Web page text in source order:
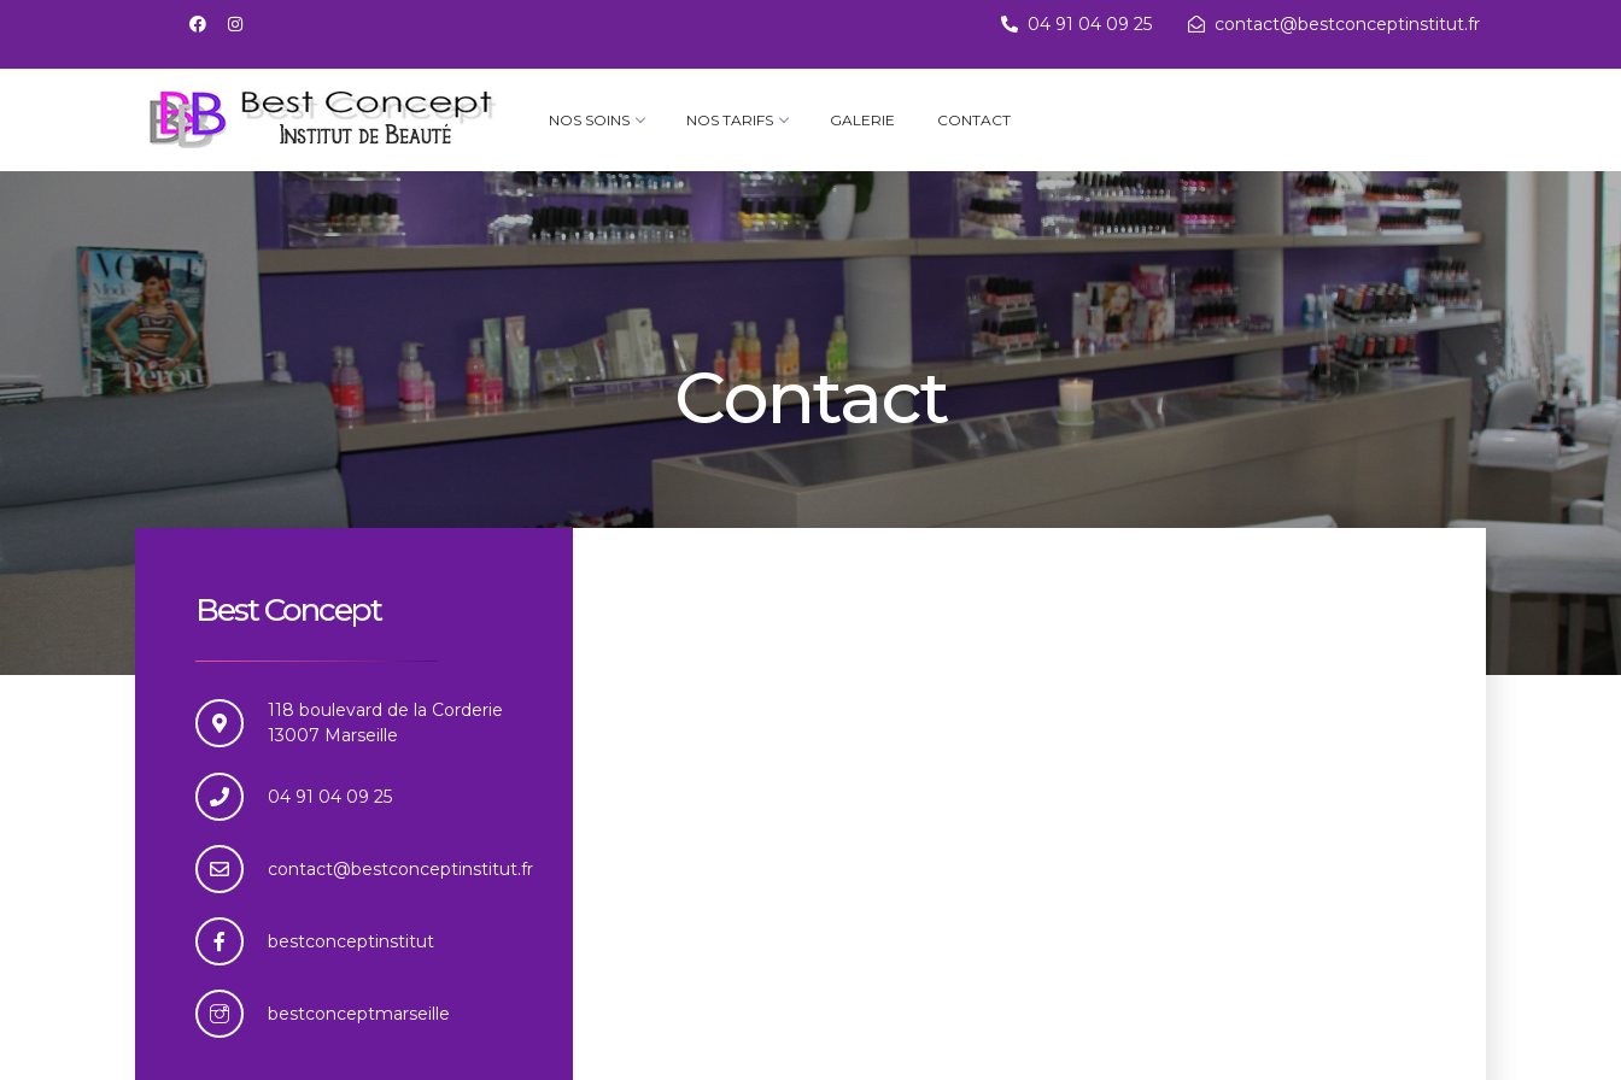
04 91 04 09 25 contact@bestconceptinstitut.fr
NOS SOINS NOS TARIFS GALERIE CONTACT
Contact
Best Concept
118 boulevard de la Corderie
13007 Marseille
04 91 04 09 25
contact@bestconceptinstitut.fr
bestconceptinstitut
bestconceptmarseille